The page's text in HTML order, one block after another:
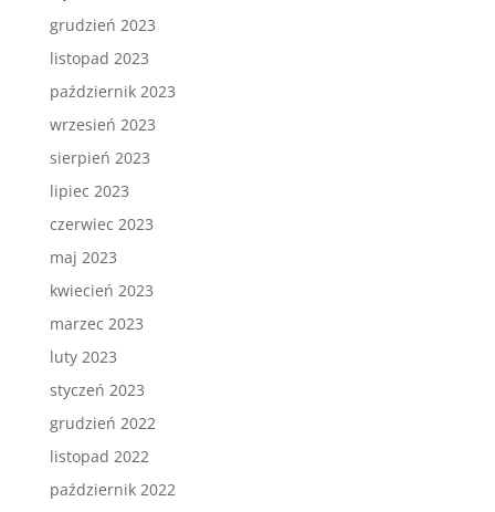
grudzień 2023
listopad 2023
październik 2023
wrzesień 2023
sierpień 2023
lipiec 2023
czerwiec 2023
maj 2023
kwiecień 2023
marzec 2023
luty 2023
styczeń 2023
grudzień 2022
listopad 2022
październik 2022